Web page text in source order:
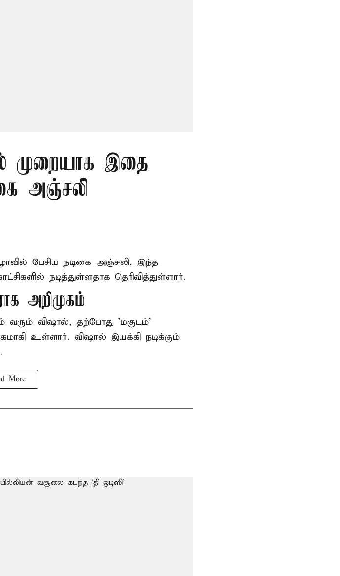
முறையாக இதை
அஞ்சலி
பேசிய நடிகை அஞ்சலி, இந்த
நடித்துள்ளதாக தெரிவித்துள்ளார்.
அறிமுகம்
வரும் விஷால், தற்போது 'மகுடம்'
உள்ளார். விஷால் இயக்கி நடிக்கும்
More